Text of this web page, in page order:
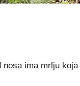
ima mrlju